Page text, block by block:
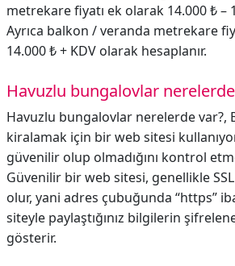
metrekare fiyatı ek olarak 14.000 ₺ –
Ayrıca balkon / veranda metrekare
14.000 ₺ + KDV olarak hesaplanır.
Havuzlu bungalovlar
Havuzlu bungalovlar nerelerde var?,
kiralamak için bir web sitesi
güvenilir olup olmadığını kontrol
Güvenilir bir web sitesi, genellikle
olur, yani adres çubuğunda “https”
siteyle paylaştığınız bilgilerin
gösterir.